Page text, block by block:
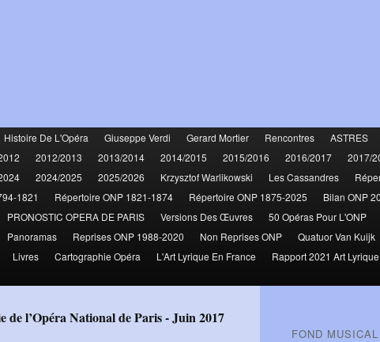
Histoire De L'Opéra Giuseppe Verdi Gerard Mortier Rencontres ASTRES
2012/2013 2013/2014 2014/2015 2015/2016 2016/2017 2017/
2024/2025 2025/2026 Krzysztof Warlikowski Les Cassandres
1821 Répertoire ONP 1821-1874 Répertoire ONP 1875-2025 Bilan ONP
PRONOSTIC OPERA DE PARIS Versions Des Œuvres 50 Opéras Pour L'ONP
Panoramas Reprises ONP 1988-2020 Non Reprises ONP Quatuor Van Kuijk
Livres Cartographie Opéra L'Art Lyrique En France Rapport 2021 Art Lyrique
de l’Opéra National de Paris - Juin 2017
FOND MUSICAL